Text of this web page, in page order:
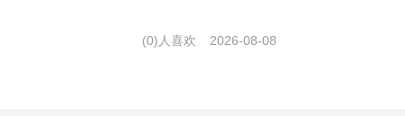
(0)人喜欢 2026-08-08